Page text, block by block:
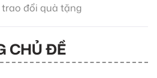
trao đổi quà tặng
CHỦ ĐỀ